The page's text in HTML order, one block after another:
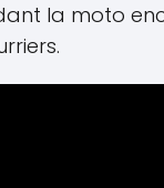
la moto